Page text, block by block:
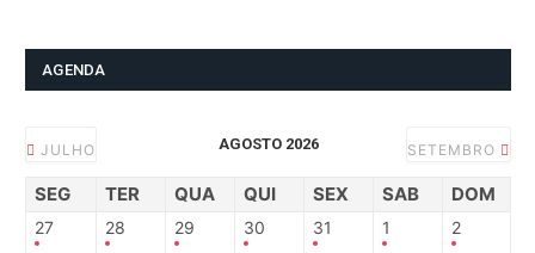
AGENDA
JULHO AGOSTO 2026 SETEMBRO
SEG TER QUA QUI SEX SAB DOM
27 28 29 30 31 1 2